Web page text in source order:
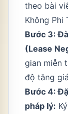
theo bài
Không Phi
Bước 3:
(Lease
gian miễn
độ tăng
Bước 4:
pháp lý: